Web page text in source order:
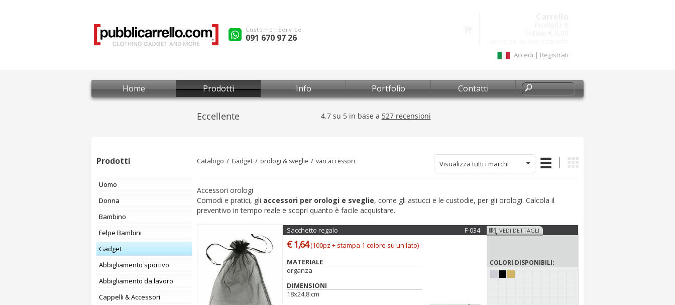
Customer Service
091 670 97 26
Accedi | Registrati
Home Prodotti Info Portfolio Contatti
Prodotti
Uomo
Donna
Bambino
Felpe Bambini
Gadget
Abbigliamento sportivo
Abbigliamento da lavoro
Cappelli & Accessori
Catalogo Gadget orologi & sveglie vari accessori Visualizza tutti i marchi
Accessori orologi
Comodi e pratici, gli accessori per orologi e sveglie, come gli astucci e le custodie, per gli orologi. Calcola il
preventivo in tempo reale e scopri quanto è facile acquistare.
Sacchetto regalo F-034
€ 1,64(100pz + stampa 1 colore su un lato)
MATERIALE
organza
DIMENSIONI
18x24,8 cm
VEDI DETTAGLI
COLORI DISPONIBILI: